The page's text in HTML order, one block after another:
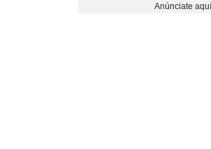
Anúnciate aquí